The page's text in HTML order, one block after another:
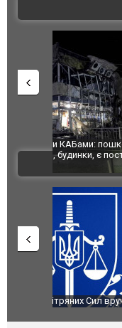
Українські
під час
Сили оборони
атаку. ВІДЕО